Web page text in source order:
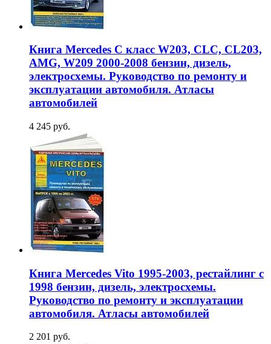
Книга Mercedes C класс W203, CLC, CL203,
AMG, W209 2000-2008 бензин, дизель,
электросхемы. Руководство по ремонту и
эксплуатации автомобиля. Атласы
автомобилей
4 245 руб.
Книга Mercedes Vito 1995-2003, рестайлинг с
1998 бензин, дизель, электросхемы.
Руководство по ремонту и эксплуатации
автомобиля. Атласы автомобилей
2 201 руб.